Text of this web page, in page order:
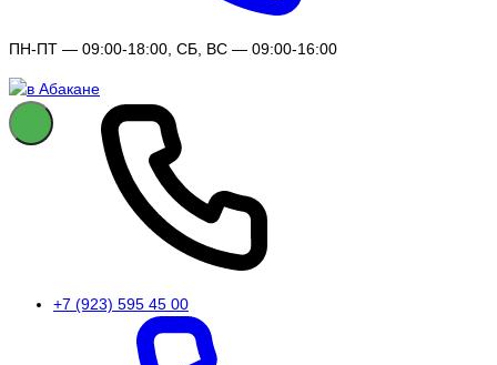
ПН-ПТ — 09:00-18:00, СБ, ВС — 09:00-16:00
+7 (923) 595 45 00